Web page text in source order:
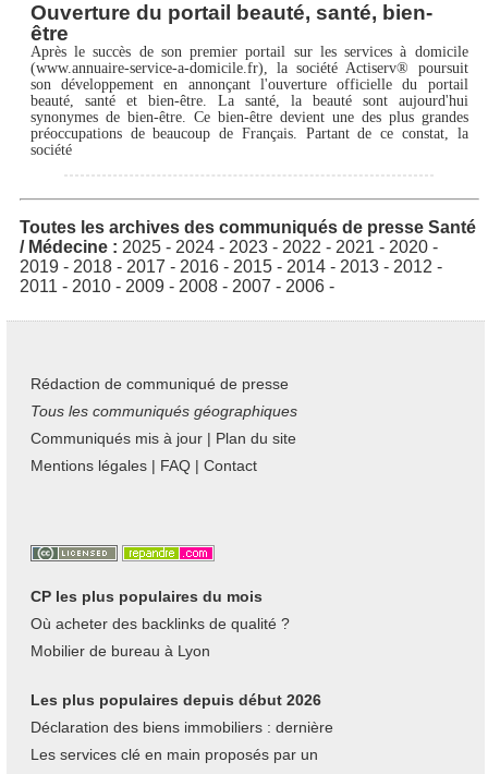
Ouverture du portail beauté, santé, bien-
être
Après le succès de son premier portail sur les services à domicile
(www.annuaire-service-a-domicile.fr), la société Actiserv® poursuit
son développement en annonçant l'ouverture officielle du portail
beauté, santé et bien-être. La santé, la beauté sont aujourd'hui
synonymes de bien-être. Ce bien-être devient une des plus grandes
préoccupations de beaucoup de Français. Partant de ce constat, la
société
Toutes les archives des communiqués de presse Santé
/ Médecine : 2025 - 2024 - 2023 - 2022 - 2021 - 2020 -
2019 - 2018 - 2017 - 2016 - 2015 - 2014 - 2013 - 2012 -
2011 - 2010 - 2009 - 2008 - 2007 - 2006 -
Rédaction de communiqué de presse
Tous les communiqués géographiques
Communiqués mis à jour | Plan du site
Mentions légales | FAQ | Contact
CP les plus populaires du mois
Où acheter des backlinks de qualité ?
Mobilier de bureau à Lyon
Les plus populaires depuis début 2026
Déclaration des biens immobiliers : dernière
Les services clé en main proposés par un